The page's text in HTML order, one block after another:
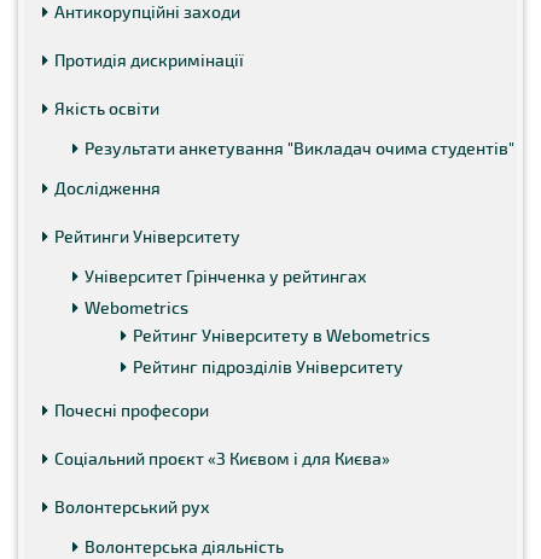
Антикорупційні заходи
Протидія дискримінації
Якість освіти
Результати анкетування "Викладач очима студентів"
Дослідження
Рейтинги Університету
Університет Грінченка у рейтингах
Webometrics
Рейтинг Університету в Webometrics
Рейтинг підрозділів Університету
Почесні професори
Соціальний проєкт «З Києвом і для Києва»
Волонтерський рух
Волонтерська діяльність